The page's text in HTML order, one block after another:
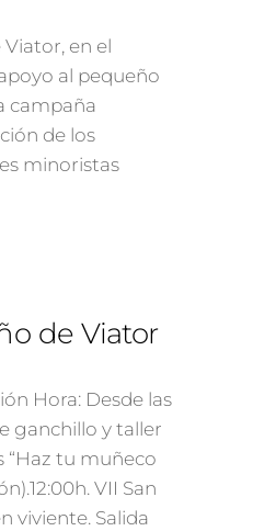
Viator, en el
al pequeño
campaña
de los
minoristas
de Viator
Hora: Desde las
ganchillo y taller
“Haz tu muñeco
VII San
viviente. Salida